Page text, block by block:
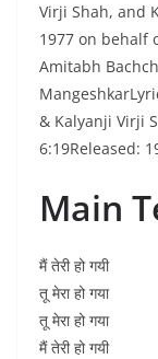
Virji Shah, and
1977 on behalf
Amitabh
& Kalyanji Virji
6:19Released:
Main
मैं तेरी हो गयी
तू मेरा हो गया
तू मेरा हो गया
मैं तेरी हो गयी